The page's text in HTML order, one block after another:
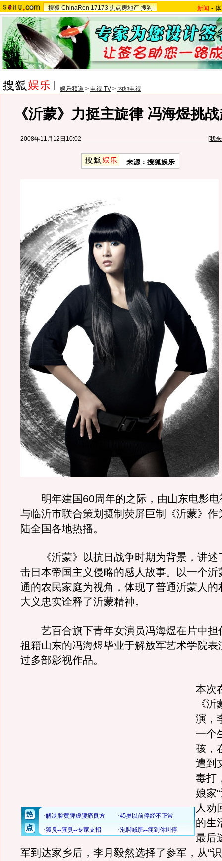
搜狐 ChinaRen 17173 焦点房地产 搜狗 新闻 -
娱乐频道 > 电视 TV > 内地电视
《沂蒙》力挺主旋律 冯海煜挑
2008年11月12日10:02 [我
来源：搜狐娱乐
明年建国60周年的之际，由山东电影电
与临沂市联合策划摄制荧屏巨制《沂蒙》作
陆全国各地热播。
《沂蒙》以抗日战争时期为背景，讲述
击日本帝国主义侵略的感人故事。以一个沂
通的农民家庭为视角，体现了普通沂蒙人的
大义忠实诠释了沂蒙精神。
艺百合旗下青年女演员冯海煜在片中担
祖籍山东的冯海煜毕业于解放军艺术学院表
过多部影视作品。
本次
《
演，
一个
孩，
遭到
毒打
娘家
人劝
的生
最后
军到达家乡后，李月毅然选择了参军，从“识